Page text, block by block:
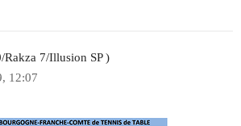
Rakza 7/Illusion SP )
12:07